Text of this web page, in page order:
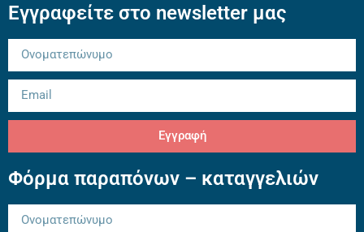
Εγγραφείτε στο newsletter μας
Εγγραφή
Φόρμα παραπόνων – καταγγελιών